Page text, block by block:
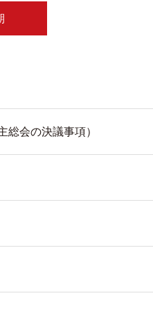
総会の決議事項）